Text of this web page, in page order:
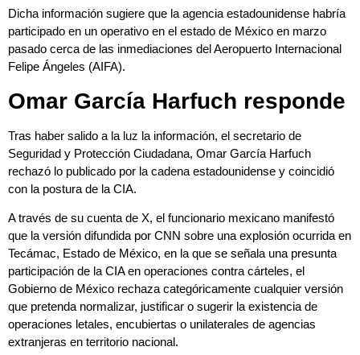
Dicha información sugiere que la agencia estadounidense habría
participado en un operativo en el estado de México en marzo
pasado cerca de las inmediaciones del Aeropuerto Internacional
Felipe Ángeles (AIFA).
Omar García Harfuch responde
Tras haber salido a la luz la información, el secretario de
Seguridad y Protección Ciudadana, Omar García Harfuch
rechazó lo publicado por la cadena estadounidense y coincidió
con la postura de la CIA.
A través de su cuenta de X, el funcionario mexicano manifestó
que la versión difundida por CNN sobre una explosión ocurrida en
Tecámac, Estado de México, en la que se señala una presunta
participación de la CIA en operaciones contra cárteles, el
Gobierno de México rechaza categóricamente cualquier versión
que pretenda normalizar, justificar o sugerir la existencia de
operaciones letales, encubiertas o unilaterales de agencias
extranjeras en territorio nacional.